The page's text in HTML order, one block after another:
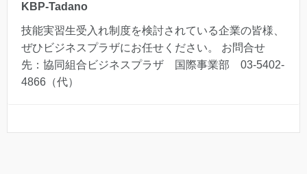
KBP-Tadano
技能実習生受入れ制度を検討されている企業の皆様、
ぜひビジネスプラザにお任せください。 お問合せ
先：協同組合ビジネスプラザ 国際事業部 03-5402-
4866（代）